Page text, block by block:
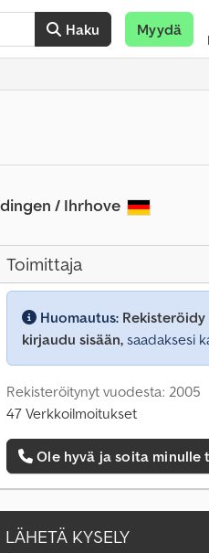
Haku Myydä
/ Ihrhove
Toimittaja
Huomautus: Rekisteröidy
kirjaudu sisään, saadaksesi
Rekisteröitynyt vuodesta: 2005
47 Verkkoilmoitukset
Ole hyvä ja soita minulle
LÄHETÄ KYSELY